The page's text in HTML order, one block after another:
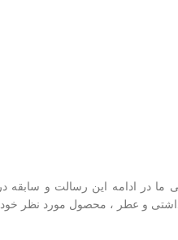
ما در ادامه اين رسالت و سابقه
و عطر ، محصول مورد نظر